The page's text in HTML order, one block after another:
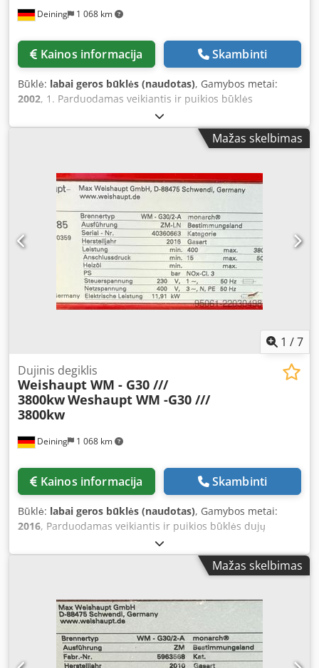
garantijų netaikoma, taikoma taisyklė: „pirkta tokios būklės,
kaip pavyzdys ir neatspindi tikrosios komplektacijos.
Mokėjimo sąlygos: kainos nurodytos be PVM, apmokėjimas
sąlygos: iš sandėlio.
Deining 1 068 km
Kainos informacija Skambinti
Būklė: labai geros būklės (naudotas), Gamybos metai:
2002, 1. Parduodamas veikiantis ir puikios būklės
„Weishaupt RL3-A“ prekės ženklo alyvos degiklis. Degiklio
tipas: RL3-A Galia: 120–775 kW 10–65 kg/val. Modelis: ZMD
Pagaminimo metai: 2002 m. – Pristatymas galimas pagal
duomenis rasite nuotraukose. Pageidautina, kad pirkėjas
būtų didmenininkas, verslo įmonė arba eksportuotojas.
Visos informacijos teisingumas negarantuojamas,
pasiliekame teisę į klaidas ir tarpinį pardavimą. Pardavėjas
neatsako už spausdinimo ir duomenų perdavimo klaidas.
Mažas skelbimas
1 /7
Deining 1 068 km
Dujinis degiklis
Weishaupt WM - G30 ///
3800kwWeshaupt WM -G30 ///
3800kw
Kainos informacija Skambinti
Būklė: labai geros būklės (naudotas), Gamybos metai:
2016, Parduodamas veikiantis ir puikios būklės dujų
degiklis, gamintojo „WEISHAUPT“, modelis WM-G20 (2600
kW), su dujų kolektoriumi „DUNGS DN65“. 1. „WEISHAUPT
WM - G30“ (3800 kW); yra DU VNT. - Galia: 400–3800 kW -
Afozamgce Horf
Mažas skelbimas